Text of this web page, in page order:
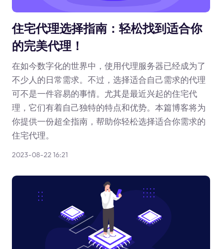
住宅代理选择指南：轻松找到适合你
的完美代理！
在如今数字化的世界中，使用代理服务器已经成为了
不少人的日常需求。不过，选择适合自己需求的代理
可不是一件容易的事情。尤其是最近兴起的住宅代
理，它们有着自己独特的特点和优势。本篇博客将为
你提供一份超全指南，帮助你轻松选择适合你需求的
住宅代理。
2023-08-22 16:21